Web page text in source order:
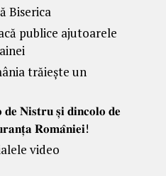
Biserica
publice ajutoarele
trăiește un
𝐍𝐢𝐬𝐭𝐫𝐮 𝐬̦𝐢 𝐝𝐢𝐧𝐜𝐨𝐥𝐨 𝐝𝐞
𝐑𝐨𝐦𝐚̂𝐧𝐢𝐞𝐢!
video